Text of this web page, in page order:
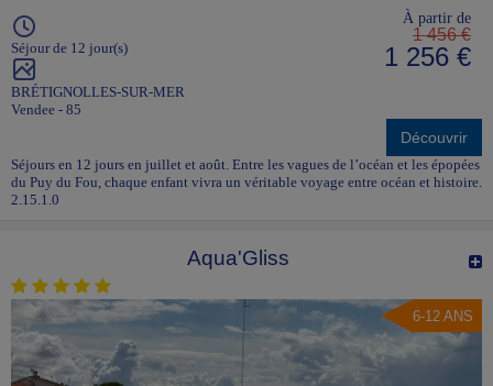
Séjour de 12 jour(s)
BRÉTIGNOLLES-SUR-MER
Vendee - 85
À partir de
1 456 €
1 256 €
Découvrir
Séjours en 12 jours en juillet et août. Entre les vagues de l’océan et les épopées
du Puy du Fou, chaque enfant vivra un véritable voyage entre océan et histoire.
2.15.1.0
Aqua'Gliss
6-12 ANS